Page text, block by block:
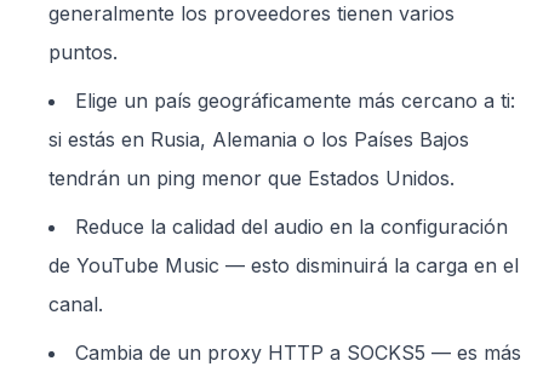
generalmente los proveedores tienen varios
puntos.
Elige un país geográficamente más cercano a ti:
si estás en Rusia, Alemania o los Países Bajos
tendrán un ping menor que Estados Unidos.
Reduce la calidad del audio en la configuración
de YouTube Music — esto disminuirá la carga en el
canal.
Cambia de un proxy HTTP a SOCKS5 — es más